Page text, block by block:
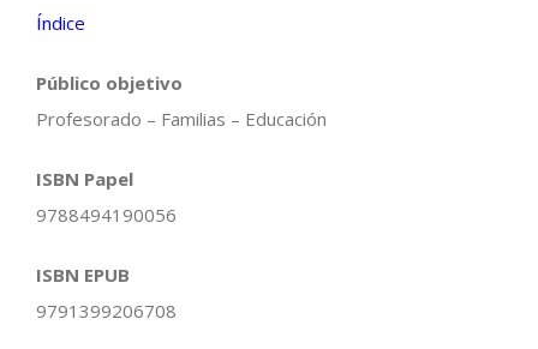
Índice
Público objetivo
Profesorado – Familias – Educación
ISBN Papel
9788494190056
ISBN EPUB
9791399206708